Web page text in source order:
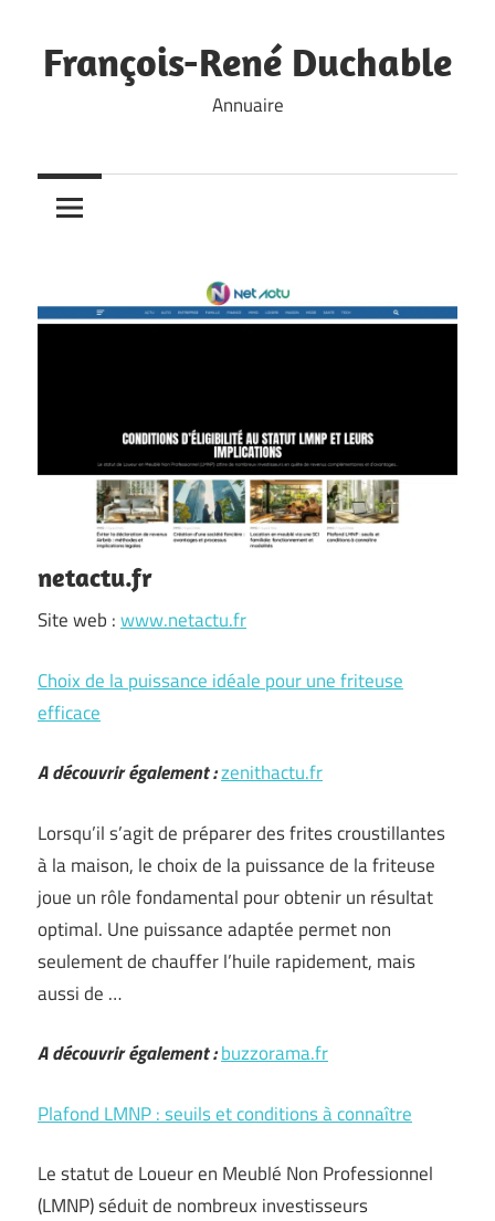
to
content
François-René Duchable
Annuaire
netactu.fr
Site web :www.netactu.fr
Choix de la puissance idéale pour une friteuse
efficace
A découvrir également :zenithactu.fr
Lorsqu’il s’agit de préparer des frites croustillantes
à la maison, le choix de la puissance de la friteuse
joue un rôle fondamental pour obtenir un résultat
optimal. Une puissance adaptée permet non
seulement de chauffer l’huile rapidement, mais
aussi de …
A découvrir également :buzzorama.fr
Plafond LMNP : seuils et conditions à connaître
Le statut de Loueur en Meublé Non Professionnel
(LMNP) séduit de nombreux investisseurs